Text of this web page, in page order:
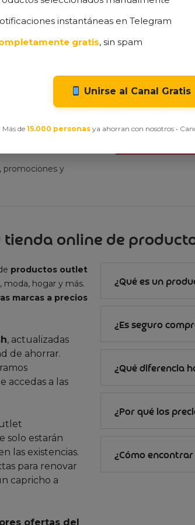
productos vistos
ninguno de nuestros productos
nuestra
promociones y
tienda online de
productos outlet
hogar y más.
marcas a precios
, actualizadas
de ahorrar.
accedas a las
solo estarán
las existencias.
para renovar
capricho a
ofertas del
¿Qué es un
¿Es seguro
¿Qué diferencia
¿Por qué los
¿Cómo
instantáneas en Telegram
gratis, sin spam
Unirse al Canal Gratis
Más de 15.000 personas ya ahorran con nosotros •